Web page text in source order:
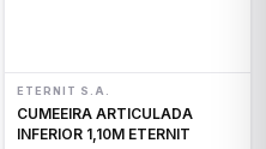
ETERNIT S.A.
CUMEEIRA ARTICULADA
INFERIOR 1,10M ETERNIT